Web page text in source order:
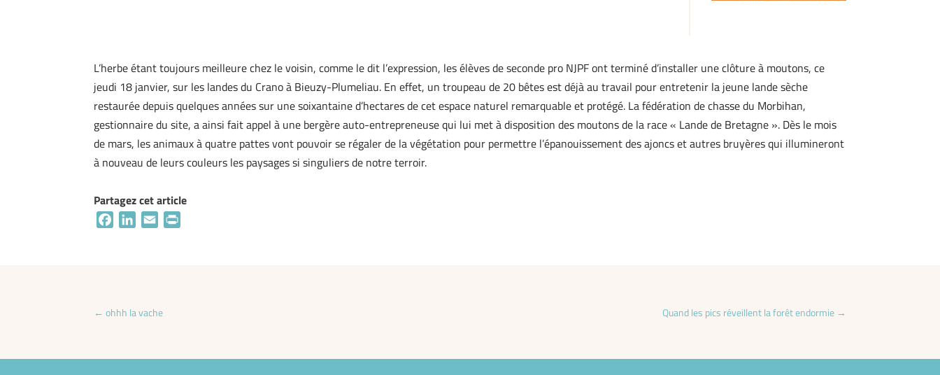
L’herbe étant toujours meilleure chez le voisin, comme le dit l’expression, les élèves de seconde pro NJPF ont terminé d’installer une clôture à moutons, ce
jeudi 18 janvier, sur les landes du Crano à Bieuzy-Plumeliau. En effet, un troupeau de 20 bêtes est déjà au travail pour entretenir la jeune lande sèche
restaurée depuis quelques années sur une soixantaine d’hectares de cet espace naturel remarquable et protégé. La fédération de chasse du Morbihan,
gestionnaire du site, a ainsi fait appel à une bergère auto-entrepreneuse qui lui met à disposition des moutons de la race « Lande de Bretagne ». Dès le mois
de mars, les animaux à quatre pattes vont pouvoir se régaler de la végétation pour permettre l’épanouissement des ajoncs et autres bruyères qui illumineront
à nouveau de leurs couleurs les paysages si singuliers de notre terroir.
Partagez cet article
FacebookLinkedIn
Email
←ohhh la vache Quand les pics réveillent la forêt endormie→